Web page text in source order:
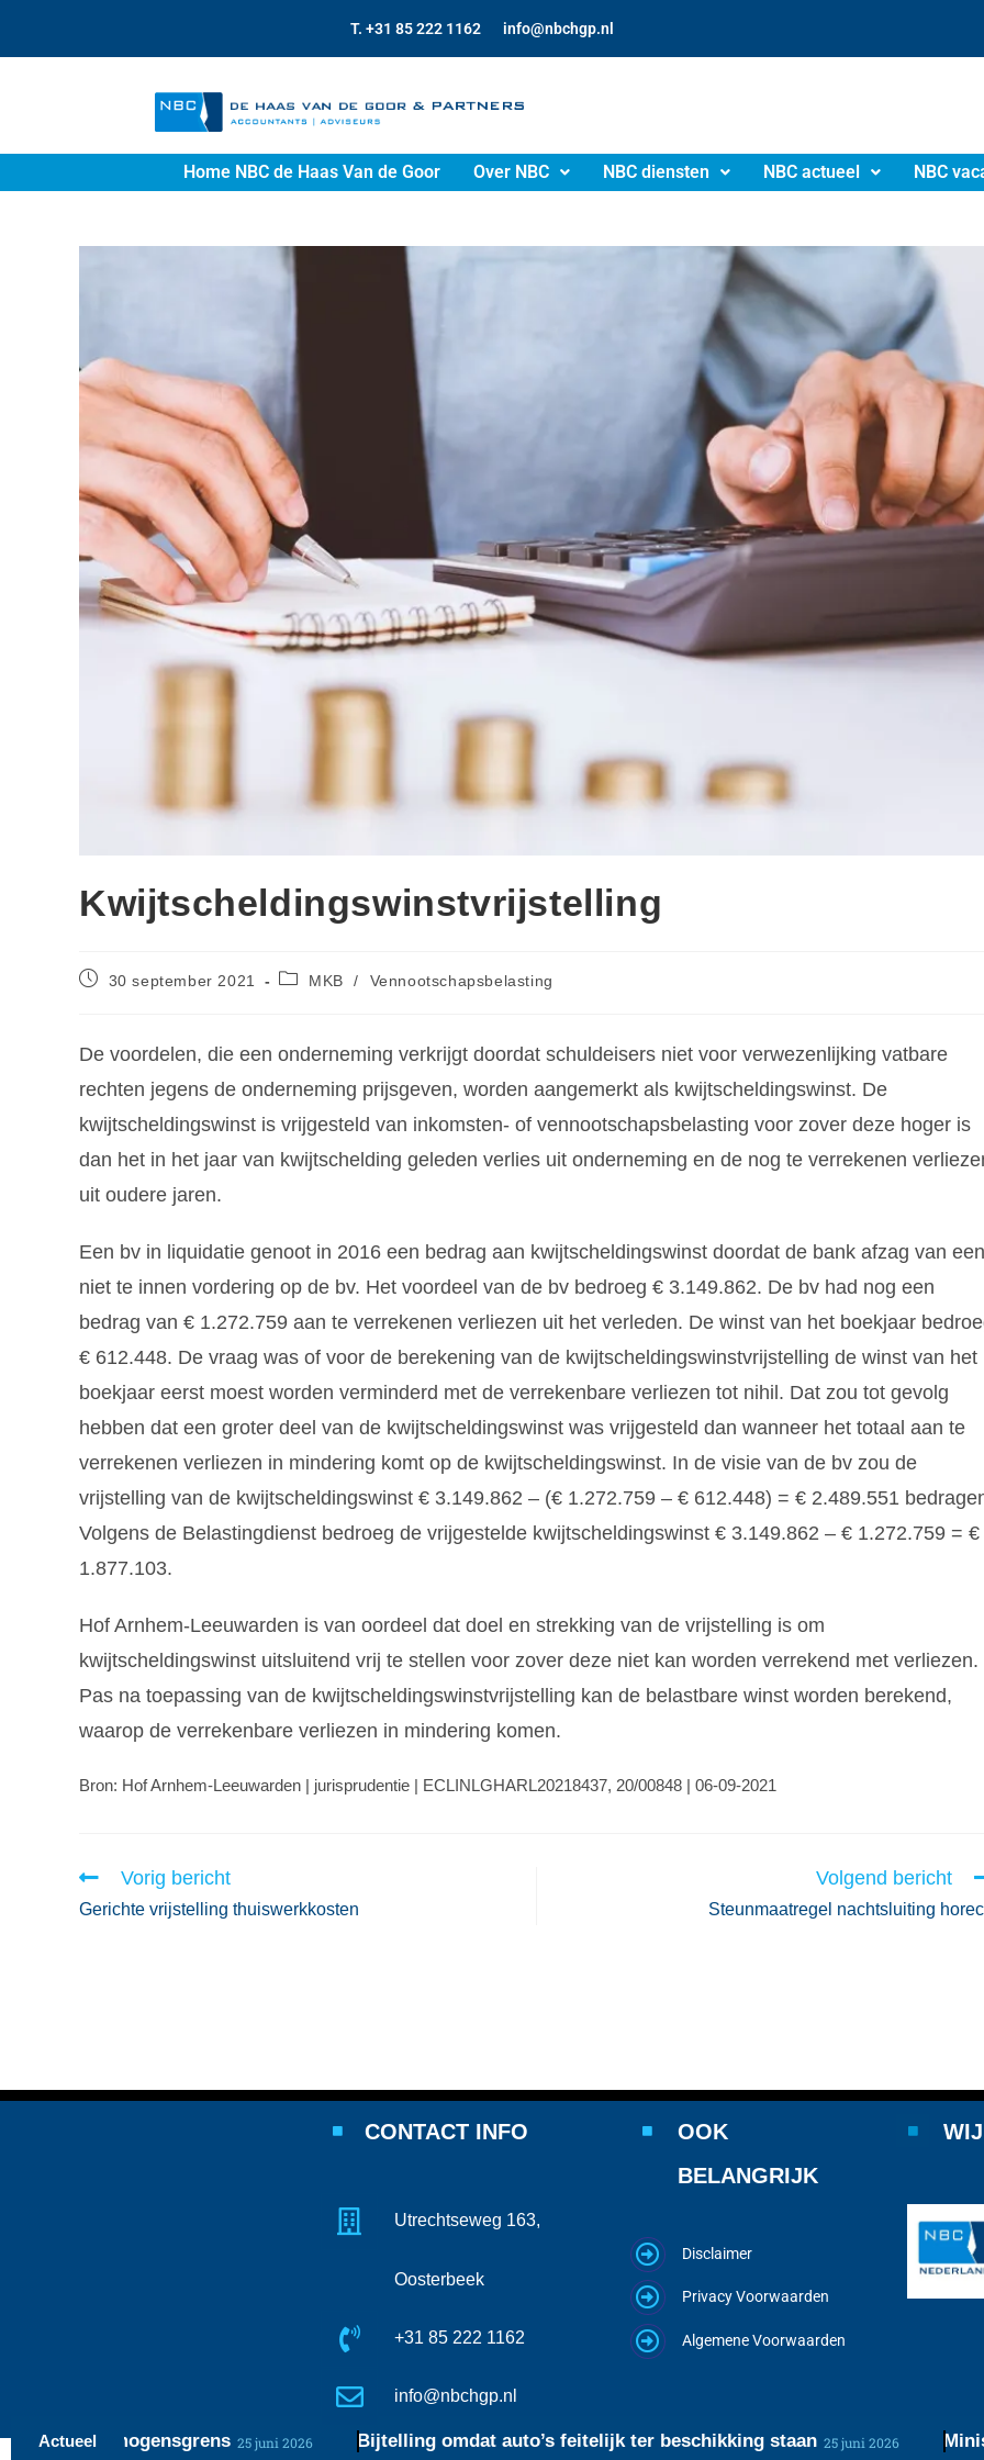
T. +31 85 222 1162 info@nbchgp.nl
Home NBC de Haas Van de Goor Over NBC NBC diensten NBC actueel NBC
Kwijtscheldingswinstvrijstelling
30 september 2021 MKB / Vennootschapsbelasting
De voordelen, die een onderneming verkrijgt doordat schuldeisers niet voor verwezenlijking vatbare
rechten jegens de onderneming prijsgeven, worden aangemerkt als kwijtscheldingswinst. De
kwijtscheldingswinst is vrijgesteld van inkomsten- of vennootschapsbelasting voor zover deze hoger is
dan het in het jaar van kwijtschelding geleden verlies uit onderneming en de nog te verrekenen
uit oudere jaren.
Een bv in liquidatie genoot in 2016 een bedrag aan kwijtscheldingswinst doordat de bank afzag van een
niet te innen vordering op de bv. Het voordeel van de bv bedroeg € 3.149.862. De bv had nog een
bedrag van € 1.272.759 aan te verrekenen verliezen uit het verleden. De winst van het boekjaar
€ 612.448. De vraag was of voor de berekening van de kwijtscheldingswinstvrijstelling de winst van het
boekjaar eerst moest worden verminderd met de verrekenbare verliezen tot nihil. Dat zou tot gevolg
hebben dat een groter deel van de kwijtscheldingswinst was vrijgesteld dan wanneer het totaal aan te
verrekenen verliezen in mindering komt op de kwijtscheldingswinst. In de visie van de bv zou de
vrijstelling van de kwijtscheldingswinst € 3.149.862 – (€ 1.272.759 – € 612.448) = € 2.489.551
Volgens de Belastingdienst bedroeg de vrijgestelde kwijtscheldingswinst € 3.149.862 – € 1.272.759 = €
1.877.103.
Hof Arnhem-Leeuwarden is van oordeel dat doel en strekking van de vrijstelling is om
kwijtscheldingswinst uitsluitend vrij te stellen voor zover deze niet kan worden verrekend met verliezen.
Pas na toepassing van de kwijtscheldingswinstvrijstelling kan de belastbare winst worden berekend,
waarop de verrekenbare verliezen in mindering komen.
Bron: Hof Arnhem-Leeuwarden | jurisprudentie | ECLINLGHARL20218437, 20/00848 | 06-09-2021
Vorig bericht
Gerichte vrijstelling thuiswerkkosten
Volgend bericht
Steunmaatregel nachtsluiting
CONTACT INFO
Utrechtseweg 163,
Oosterbeek
+31 85 222 1162
info@nbchgp.nl
OOK
BELANGRIJK
Disclaimer
Privacy Voorwaarden
Algemene Voorwaarden
Actueel
de vermogensgrens 25 juni 2026 Bijtelling omdat auto’s feitelijk ter beschikking staan 25 juni 2026